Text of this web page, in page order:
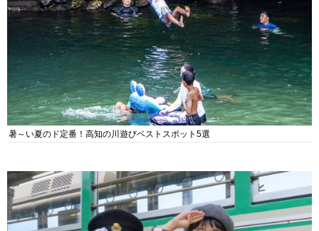
暑～い夏のド定番！高知の川遊びベストスポット5選